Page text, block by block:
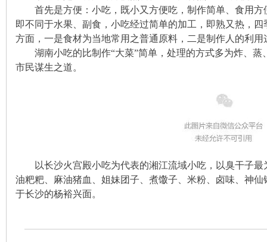
首先是方便：小吃，既小又方便吃，制作简单、食用
即不同于水果、副食，小吃经过简单的加工，即熟又热，
方面，一是食材为当地常用之普通原料，二是制作人的利
湖南小吃的比制作“大菜”简单，处理的方式多为炸、
市民谋生之道。
以长沙火宫殿小吃为代表的湘江流域小吃，以臭干子最
油粑粑、麻油猪血、姐妹团子、煮馓子、米粉、卤味、神仙
于长沙的杨裕兴面。